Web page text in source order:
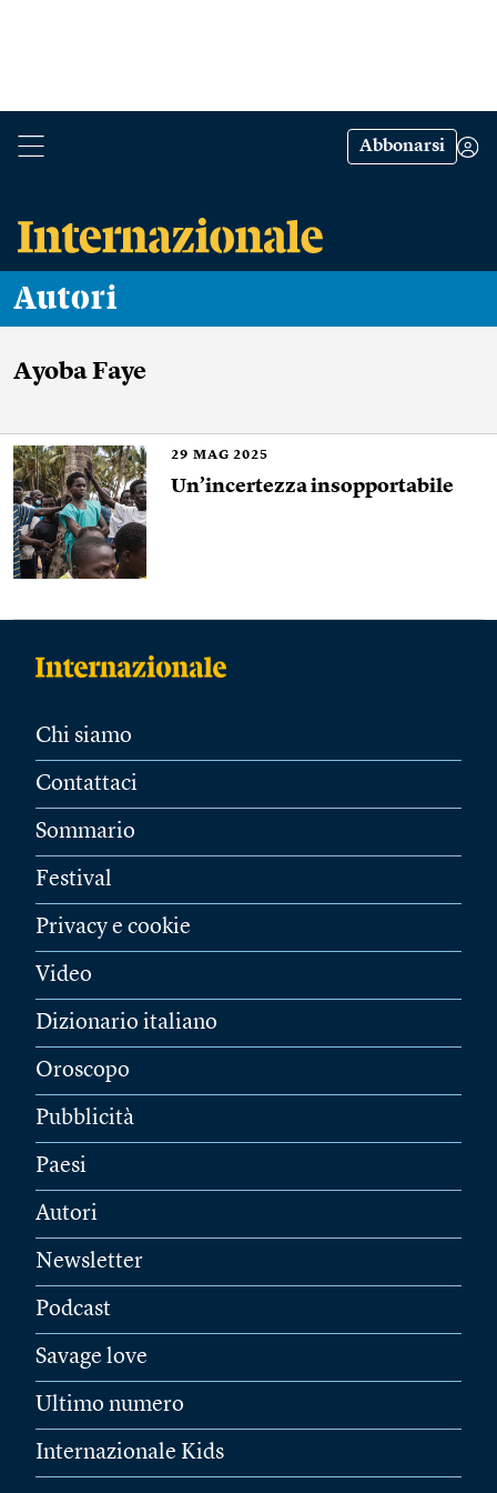
Abbonarsi
Autori
Ayoba Faye
29 MAG 2025
Un’incertezza insopportabile
Chi siamo
Contattaci
Sommario
Festival
Privacy e cookie
Video
Dizionario italiano
Oroscopo
Pubblicità
Paesi
Autori
Newsletter
Podcast
Savage love
Ultimo numero
Internazionale Kids